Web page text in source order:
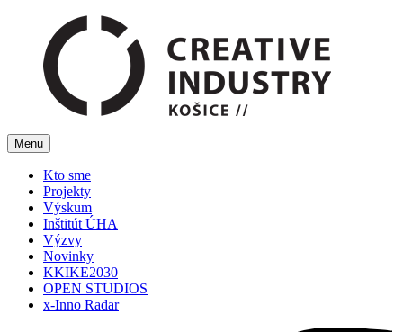
Menu
Kto sme
Projekty
Výskum
Inštitút ÚHA
Výzvy
Novinky
KKIKE2030
OPEN STUDIOS
x-Inno Radar